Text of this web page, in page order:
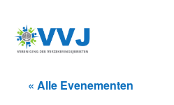
« Alle Evenementen